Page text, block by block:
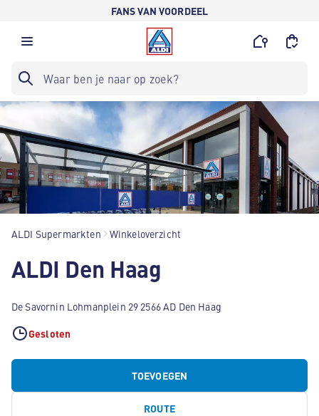
FANS VAN VOORDEEL
ALDI Supermarkten Winkeloverzicht
ALDI Den Haag
De Savornin Lohmanplein 29 2566 AD Den Haag
Gesloten
TOEVOEGEN
ROUTE